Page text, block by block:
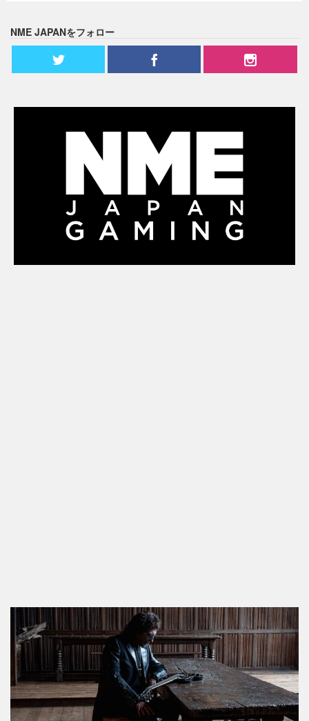
NME JAPANをフォロー